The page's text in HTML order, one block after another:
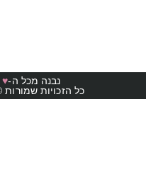
נבנה מכל ה-♥
כל הזכויות שמורות ©